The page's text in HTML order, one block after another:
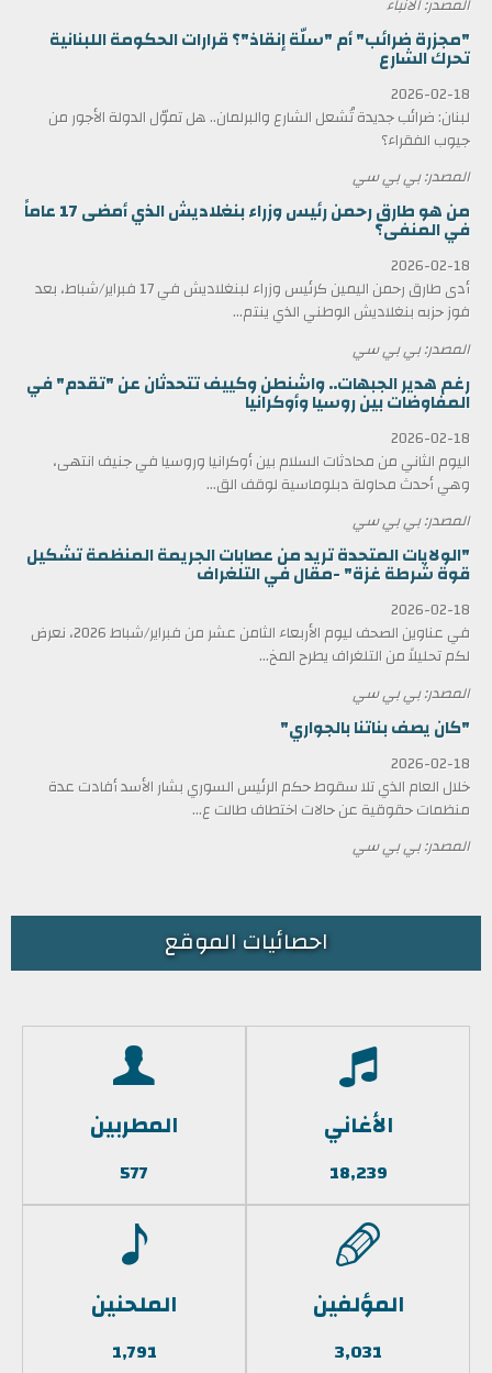
"مجزرة ضرائب" أم "سلّة إنقاذ"؟ قرارات الحكومة اللبنانية
تحرك الشارع
2026-02-18
لبنان: ضرائب جديدة تُشعل الشارع والبرلمان.. هل تموّل الدولة الأجور من
جيوب الفقراء؟
المصدر: بي بي سي
من هو طارق رحمن رئيس وزراء بنغلاديش الذي أمضى 17 عاماً
في المنفى؟
2026-02-18
أدى طارق رحمن اليمين كرئيس وزراء لبنغلاديش في 17 فبراير/شباط، بعد
فوز حزبه بنغلاديش الوطني الذي ينتم...
المصدر: بي بي سي
رغم هدير الجبهات.. واشنطن وكييف تتحدثان عن "تقدم" في
المفاوضات بين روسيا وأوكرانيا
2026-02-18
اليوم الثاني من محادثات السلام بين أوكرانيا وروسيا في جنيف انتهى،
وهي أحدث محاولة دبلوماسية لوقف الق...
المصدر: بي بي سي
"الولايات المتحدة تريد من عصابات الجريمة المنظمة تشكيل
قوة شرطة غزة" -مقال في التلغراف
2026-02-18
في عناوين الصحف ليوم الأربعاء الثامن عشر من فبراير/شباط 2026، نعرض
لكم تحليلاً من التلغراف يطرح المخ...
المصدر: بي بي سي
"كان يصف بناتنا بالجواري"
2026-02-18
خلال العام الذي تلا سقوط حكم الرئيس السوري بشار الأسد أفادت عدة
منظمات حقوقية عن حالات اختطاف طالت ع...
المصدر: بي بي سي
احصائيات الموقع
الأغاني
18,239
المطربين
577
المؤلفين
3,031
الملحنين
1,791